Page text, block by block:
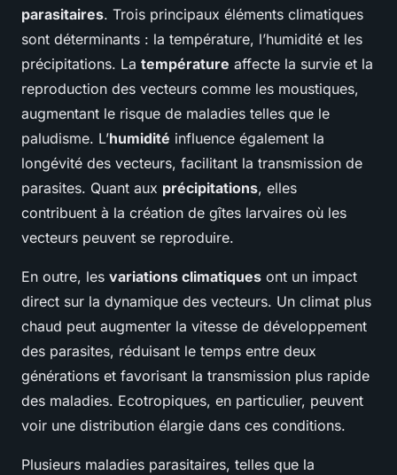
parasitaires. Trois principaux éléments climatiques
sont déterminants : la température, l’humidité et les
précipitations. La température affecte la survie et la
reproduction des vecteurs comme les moustiques,
augmentant le risque de maladies telles que le
paludisme. L’humidité influence également la
longévité des vecteurs, facilitant la transmission de
parasites. Quant aux précipitations, elles
contribuent à la création de gîtes larvaires où les
vecteurs peuvent se reproduire.
En outre, les variations climatiques ont un impact
direct sur la dynamique des vecteurs. Un climat plus
chaud peut augmenter la vitesse de développement
des parasites, réduisant le temps entre deux
générations et favorisant la transmission plus rapide
des maladies. Ecotropiques, en particulier, peuvent
voir une distribution élargie dans ces conditions.
Plusieurs maladies parasitaires, telles que la